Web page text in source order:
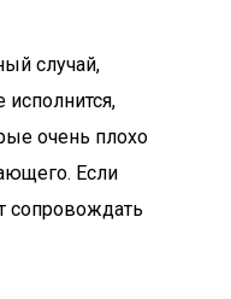
случай,
исполнится,
очень плохо
Если
сопровождать